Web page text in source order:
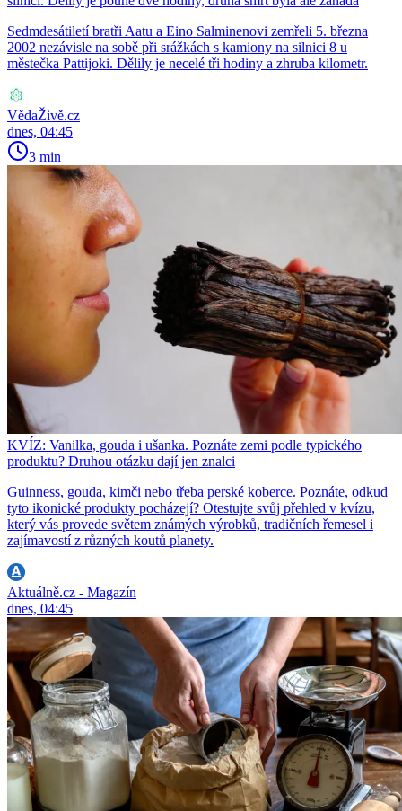
Sedmdesátiletí bratři Aatu a Eino Salminenovi zemřeli 5. března
2002 nezávisle na sobě při srážkách s kamiony na silnici 8 u
městečka Pattijoki. Dělily je necelé tři hodiny a zhruba kilometr.
VědaŽivě.cz
dnes, 04:45
3 min
KVÍZ: Vanilka, gouda i ušanka. Poznáte zemi podle typického
produktu? Druhou otázku dají jen znalci
Guinness, gouda, kimči nebo třeba perské koberce. Poznáte, odkud
tyto ikonické produkty pocházejí? Otestujte svůj přehled v kvízu,
který vás provede světem známých výrobků, tradičních řemesel i
zajímavostí z různých koutů planety.
Aktuálně.cz - Magazín
dnes, 04:45